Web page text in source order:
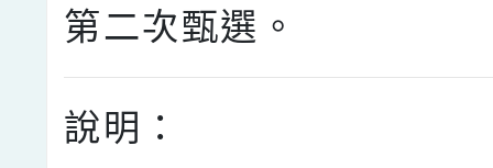
第二次甄選。
說明：